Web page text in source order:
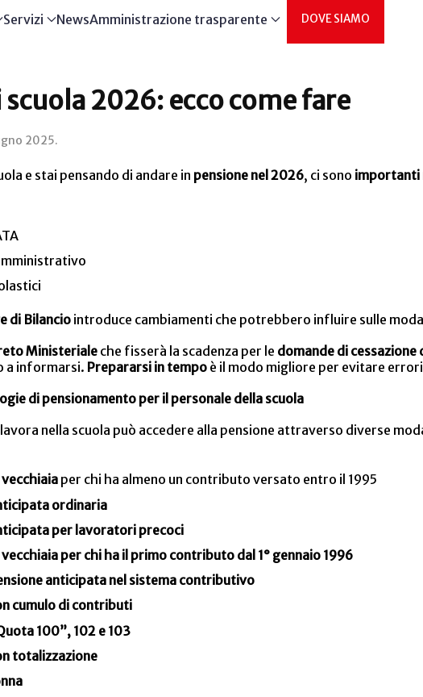
Servizi NewsAmministrazione trasparente DOVE SIAMO
scuola 2026: ecco come fare
2025.
e stai pensando di andare in pensione nel 2026, ci sono importanti
di Bilancio introduce cambiamenti che potrebbero influire sulle
Ministeriale che fisserà la scadenza per le domande di
a informarsi. Prepararsi in tempo è il modo migliore per evitare
di pensionamento per il personale della scuola
nella scuola può accedere alla pensione attraverso diverse
per chi ha almeno un contributo versato entro il 1995
ordinaria
per lavoratori precoci
vecchiaia per chi ha il primo contributo dal 1° gennaio 1996
anticipata nel sistema contributivo
cumulo di contributi
100”, 102 e 103
totalizzazione